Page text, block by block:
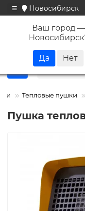
Новосибирск
Ваш город —
Новосибирск
Тепловые пушки
Пушка